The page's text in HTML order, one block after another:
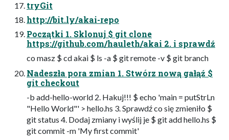
tryGit
http://bit.ly/akai-repo
Początki 1. Sklonuj $ git clone
https://github.com/hauleth/akai 2. i sprawdź
co masz $ cd akai $ ls -a $ git remote -v $ git branch
Nadeszła pora zmian 1. Stwórz nową gałąź $
git checkout
-b add-hello-world 2. Hakuj!!! $ echo 'main = putStrLn
"Hello World"' > hello.hs 3. Sprawdź co się zmieniło $
git status 4. Dodaj zmiany i wyślij je $ git add hello.hs $
git commit -m 'My first commit'